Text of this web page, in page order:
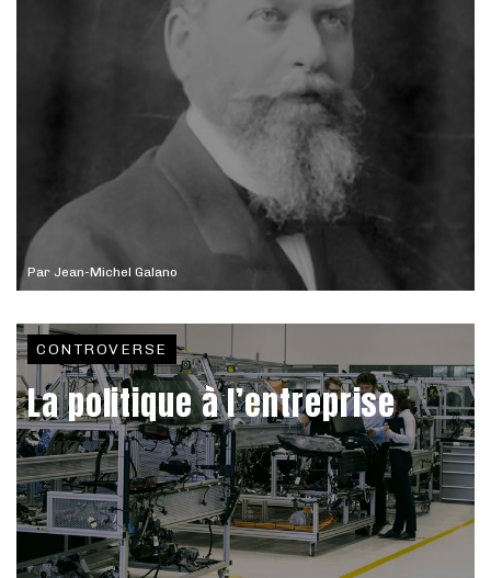
Par Jean-Michel Galano
CONTROVERSE
La politique à l’entreprise